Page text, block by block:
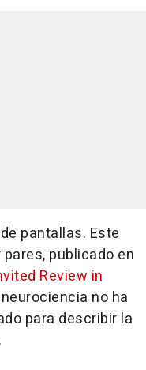
pantallas. Este
publicado en
Review in
no ha
para describir la